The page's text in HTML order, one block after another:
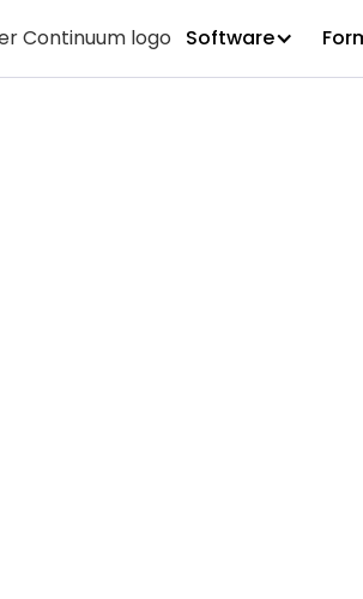
Software